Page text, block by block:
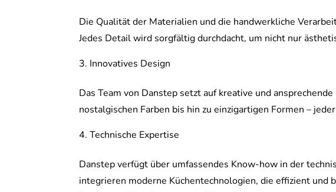
Die Qualität der Materialien und die handwerkliche
Jedes Detail wird sorgfältig durchdacht, um nicht nur
Innovatives Design
Das Team von Danstep setzt auf kreative und
nostalgischen Farben bis hin zu einzigartigen Formen –
Technische Expertise
Danstep verfügt über umfassendes Know-how in der
integrieren moderne Küchentechnologien, die effizient und